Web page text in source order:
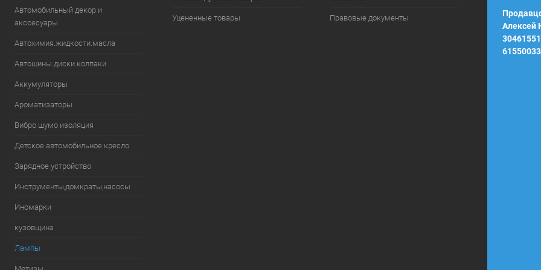
Автомобильный декор и
акссесуары
Автохимия.жидкости.масла
Автошины.диски.колпаки
Аккумуляторы
Ароматизаторы
Вибро шумо изоляция
Детское автомобильное кресло
Зарядное устройство
Инструменты,домкраты,насосы
Иномарки
кузовщина
Лампы
Уцененные товары Правовые документы
Алексей